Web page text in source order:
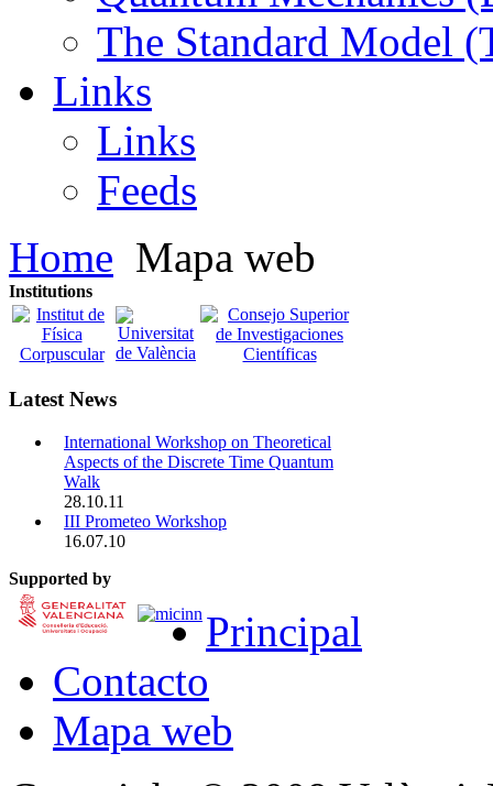
The Standard Model
Links
Links
Feeds
Home Mapa web
Institutions
Latest News
International Workshop on Theoretical
Aspects of the Discrete Time Quantum
Walk
28.10.11
III Prometeo Workshop
16.07.10
Supported by
Principal
Contacto
Mapa web